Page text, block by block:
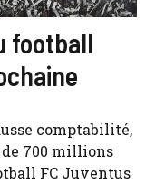
football
comptabilité,
700 millions
FC Juventus